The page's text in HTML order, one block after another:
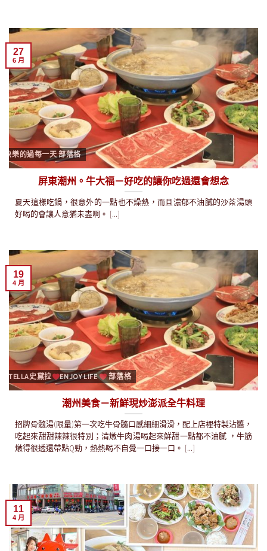
快樂的過每一天 部落格
屏東潮州。牛大福－好吃的讓你吃過還會想念
夏天這樣吃鍋，很意外的一點也不燥熱，而且濃郁不油膩的沙茶湯頭
好喝的會讓人意猶未盡啊。 [...]
27
6 月
STELLA史黛拉 ENJOY LIFE 部落格
潮州美食－新鮮現炒澎派全牛料理
招牌骨髓湯(限量)第一次吃牛骨髓口感細細滑滑，配上店裡特製沾醬，
吃起來甜甜辣辣很特別；清燉牛肉湯喝起來鮮甜一點都不油膩 ，牛筋
燉得很透還帶點Q勁，熱熱喝不自覺一口接一口。 [...]
19
4 月
11
4 月